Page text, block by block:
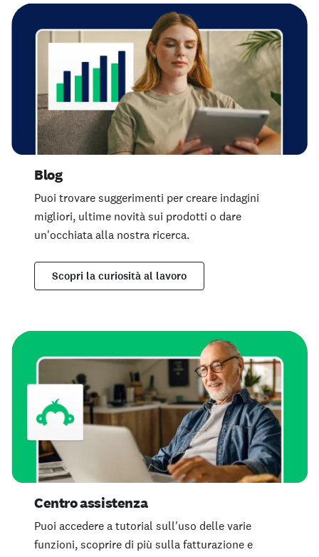
Blog
Puoi trovare suggerimenti per creare indagini
migliori, ultime novità sui prodotti o dare
un'occhiata alla nostra ricerca.
Scopri la curiosità al lavoro
Centro assistenza
Puoi accedere a tutorial sull'uso delle varie
funzioni, scoprire di più sulla fatturazione e